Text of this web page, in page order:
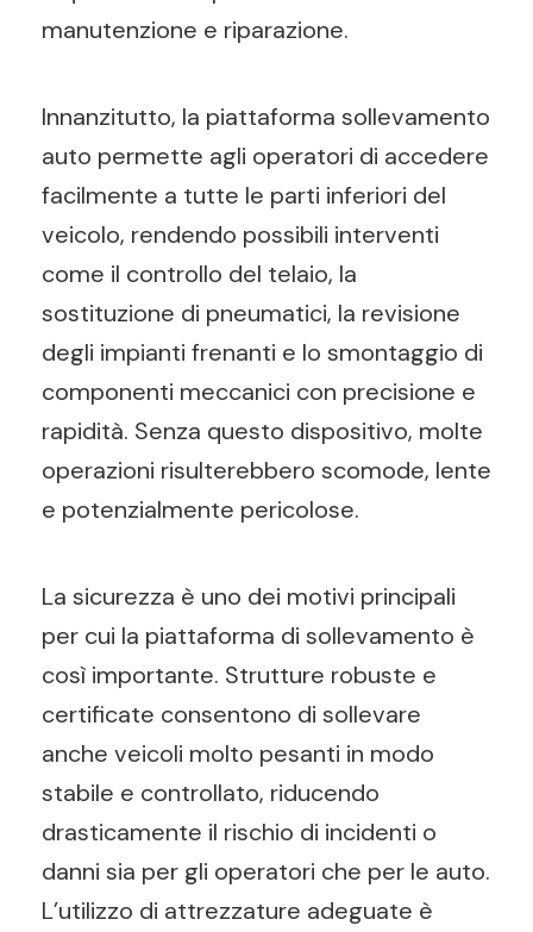
manutenzione e riparazione.
Innanzitutto, la piattaforma sollevamento
auto permette agli operatori di accedere
facilmente a tutte le parti inferiori del
veicolo, rendendo possibili interventi
come il controllo del telaio, la
sostituzione di pneumatici, la revisione
degli impianti frenanti e lo smontaggio di
componenti meccanici con precisione e
rapidità. Senza questo dispositivo, molte
operazioni risulterebbero scomode, lente
e potenzialmente pericolose.
La sicurezza è uno dei motivi principali
per cui la piattaforma di sollevamento è
così importante. Strutture robuste e
certificate consentono di sollevare
anche veicoli molto pesanti in modo
stabile e controllato, riducendo
drasticamente il rischio di incidenti o
danni sia per gli operatori che per le auto.
L’utilizzo di attrezzature adeguate è